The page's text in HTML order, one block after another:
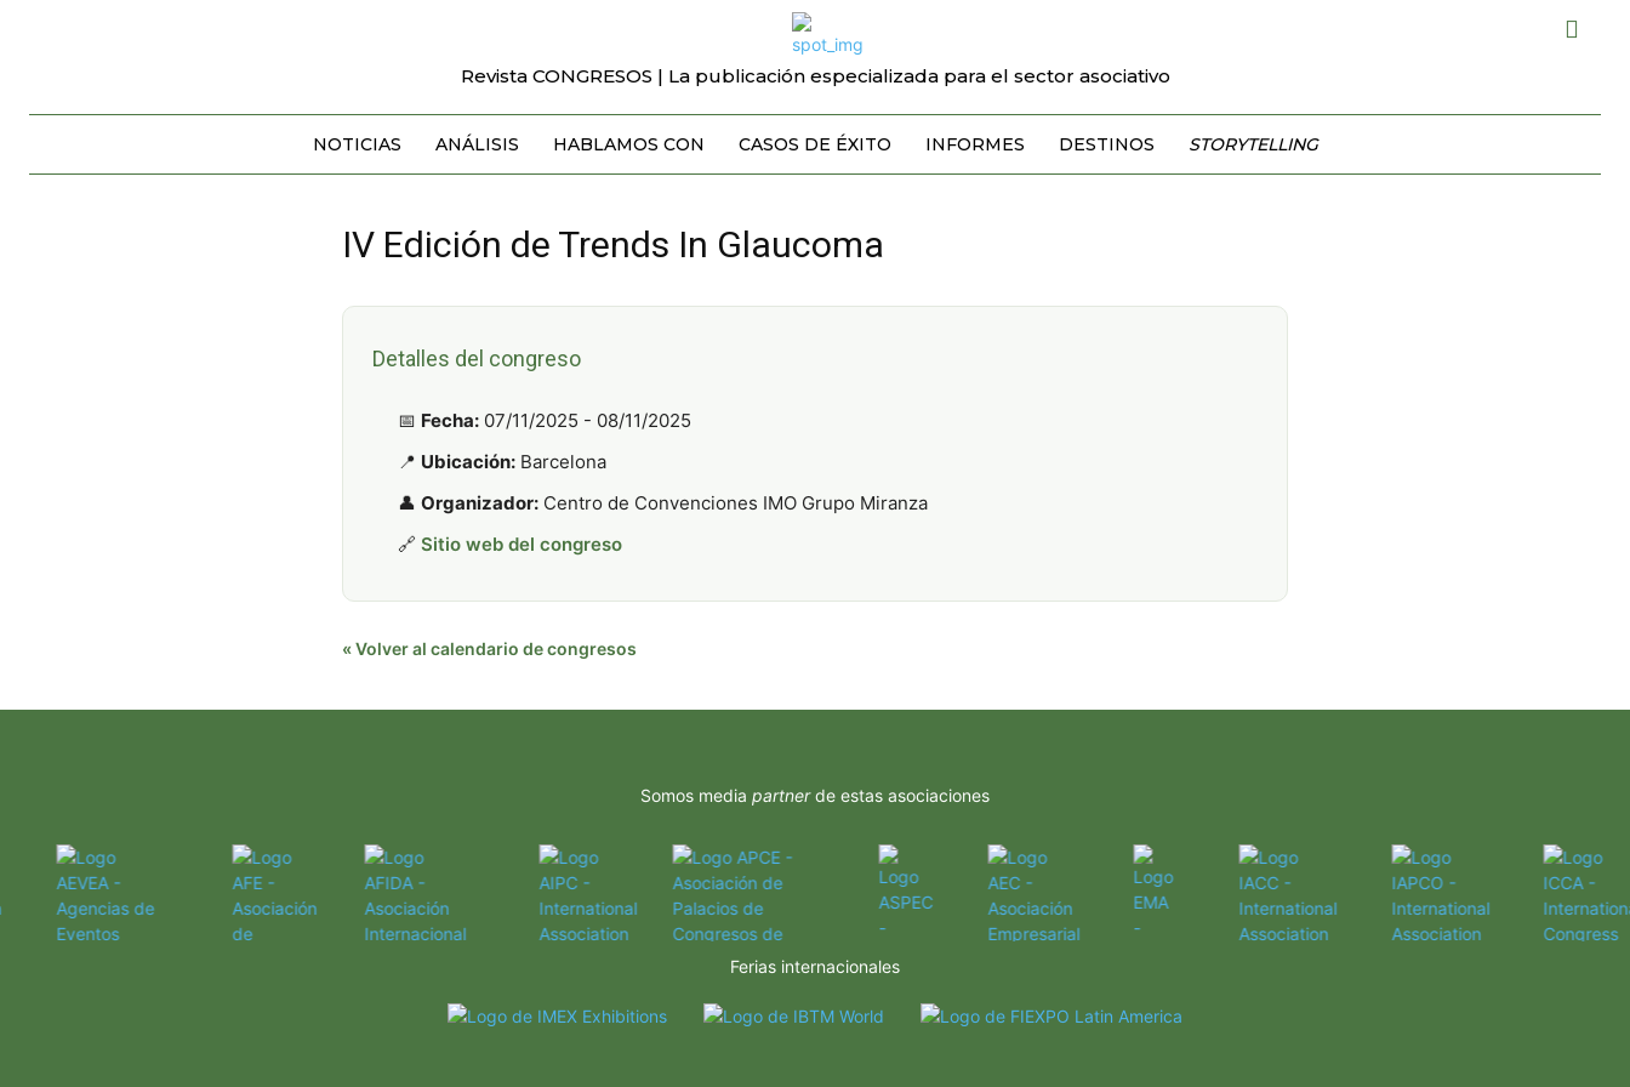
Revista CONGRESOS | La publicación especializada para el sector asociativo
NOTICIAS ANÁLISIS HABLAMOS CON CASOS DE ÉXITO INFORMES DESTINOS STORYTELLING
IV Edición de Trends In Glaucoma
Detalles del congreso
📅 Fecha: 07/11/2025 - 08/11/2025
📍 Ubicación: Barcelona
👤 Organizador: Centro de Convenciones IMO Grupo Miranza
🔗 Sitio web del congreso
« Volver al calendario de congresos
Somos media partnerde estas asociaciones
Ferias internacionales